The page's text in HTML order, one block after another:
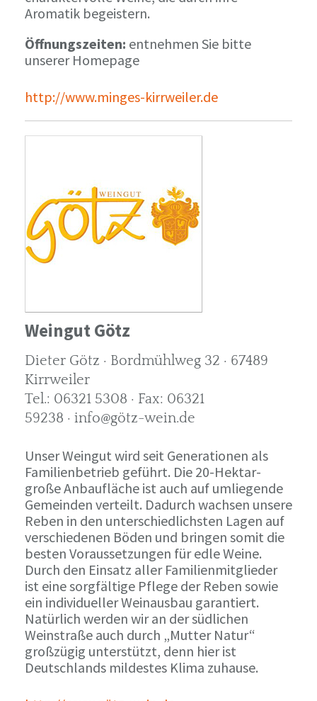
Aromatik begeistern.
Öffnungszeiten: entnehmen Sie bitte
unserer Homepage
http://www.minges-kirrweiler.de
Weingut Götz
Dieter Götz · Bordmühlweg 32 · 67489
Kirrweiler
Tel.: 06321 5308 · Fax: 06321
59238 · info@götz-wein.de
Unser Weingut wird seit Generationen als
Familienbetrieb geführt. Die 20-Hektar-
große Anbaufläche ist auch auf umliegende
Gemeinden verteilt. Dadurch wachsen unsere
Reben in den unterschiedlichsten Lagen auf
verschiedenen Böden und bringen somit die
besten Voraussetzungen für edle Weine.
Durch den Einsatz aller Familienmitglieder
ist eine sorgfältige Pflege der Reben sowie
ein individueller Weinausbau garantiert.
Natürlich werden wir an der südlichen
Weinstraße auch durch „Mutter Natur“
großzügig unterstützt, denn hier ist
Deutschlands mildestes Klima zuhause.